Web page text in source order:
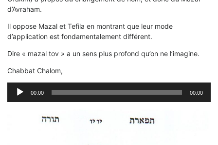
d’Avraham.
Il oppose Mazal et Tefila en montrant que leur mode
d’application est fondamentalement différent.
Dire « mazal tov » a un sens plus profond qu’on ne l’imagine.
Chabbat Chalom,
Lecteur
audio
00:00 00:00